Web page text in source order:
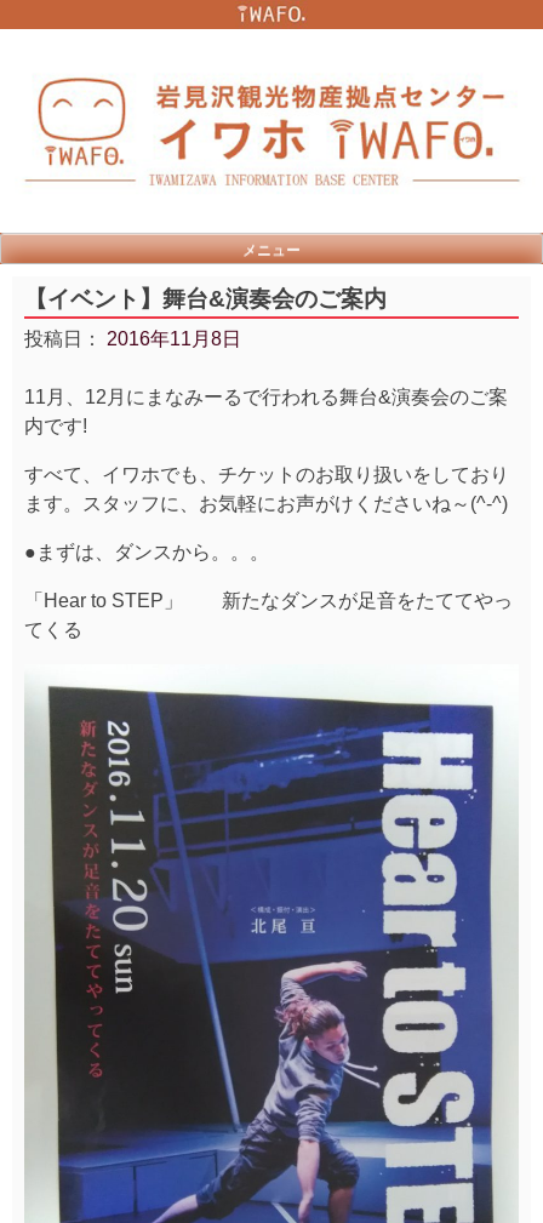
メニュー
【イベント】舞台&演奏会のご案内
投稿日： 2016年11月8日
11月、12月にまなみーるで行われる舞台&演奏会のご案
内です!
すべて、イワホでも、チケットのお取り扱いをしており
ます。スタッフに、お気軽にお声がけくださいね～(^-^)
●まずは、ダンスから。。。
「Hear to STEP」 新たなダンスが足音をたててやっ
てくる